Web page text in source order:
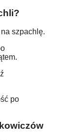
szpachlę.
po